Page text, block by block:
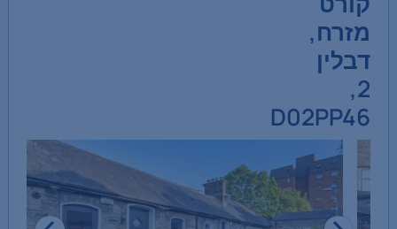
מזרח,
דבלין
2,
D02PP46